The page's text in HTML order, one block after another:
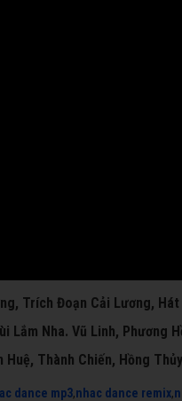
Trích Đoạn Cải Lương, Hát
Lắm Nha. Vũ Linh, Phương
Thành Chiến, Hồng Thủy
dance mp3,nhac dance remix,